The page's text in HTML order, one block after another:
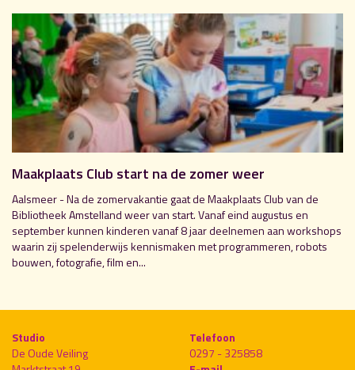
Maakplaats Club start na de zomer weer
Aalsmeer - Na de zomervakantie gaat de Maakplaats Club van de
Bibliotheek Amstelland weer van start. Vanaf eind augustus en
september kunnen kinderen vanaf 8 jaar deelnemen aan workshops
waarin zij spelenderwijs kennismaken met programmeren, robots
bouwen, fotografie, film en...
Studio
De Oude Veiling
Telefoon
0297 - 325858